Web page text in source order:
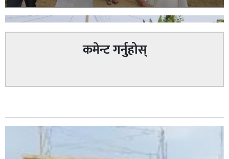
कमेन्ट गर्नुहोस्